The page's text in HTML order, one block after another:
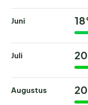
Juni
Juli
Augustus